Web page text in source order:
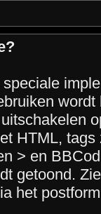
HTML,
> en
getoond.
het